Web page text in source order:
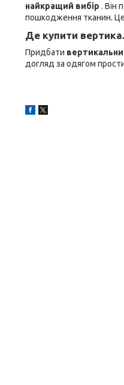
найкращий вибір . Він
пошкодження тканин. Це
Де купити
Придбати
догляд за одягом